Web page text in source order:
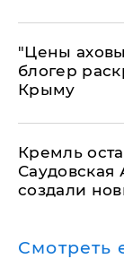
​"Цены
блогер
Крыму
​Кремль
Саудовская
создали
Смотреть